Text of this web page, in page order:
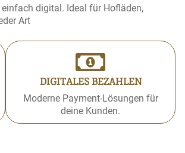
digital. Ideal für Hofläden,
Art
DIGITALES BEZAHLEN
Moderne Payment-Lösungen für
deine Kunden.